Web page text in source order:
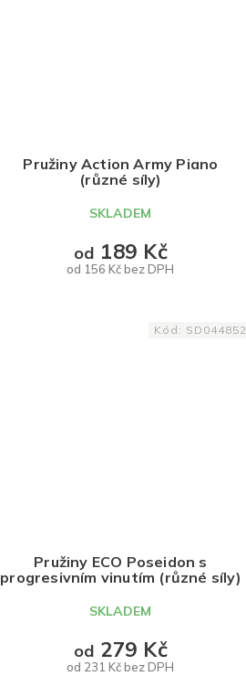
Pružiny Action Army Piano
(různé síly)
SKLADEM
od 156 Kč bez DPH
od 189 Kč
Pružiny ECO Poseidon s
progresivním vinutím (různé síly)
SKLADEM
od 231 Kč bez DPH
od 279 Kč
Kód: SD044852